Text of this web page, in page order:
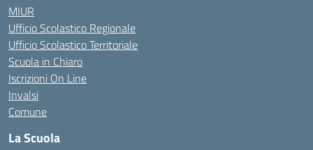
MIUR
Ufficio Scolastico Regionale
Ufficio Scolastico Territoriale
Scuola in Chiaro
Iscrizioni On Line
Invalsi
Comune
La Scuola